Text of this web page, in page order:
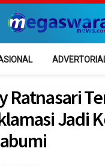
Ratnasari
Jadi